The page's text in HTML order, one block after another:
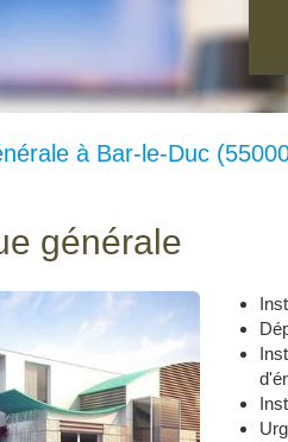
à Bar-le-Duc
générale